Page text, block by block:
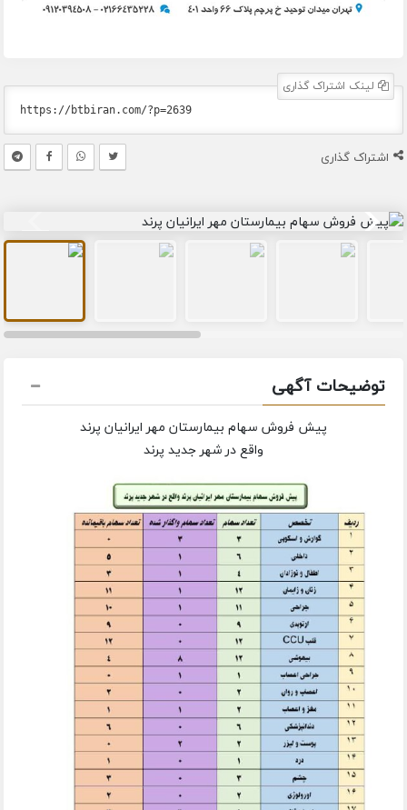
لینک اشتراک گذاری
اشتراک گذاری
توضیحات آگهی
پیش فروش سهام بیمارستان مهر ایرانیان پرند
واقع در شهر جدید پرند